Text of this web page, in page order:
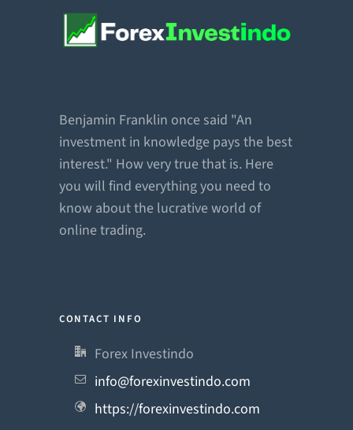
Benjamin Franklin once said "An
investment in knowledge pays the best
interest." How very true that is. Here
you will find everything you need to
know about the lucrative world of
online trading.
CONTACT INFO
Forex Investindo
info@forexinvestindo.com
https://forexinvestindo.com